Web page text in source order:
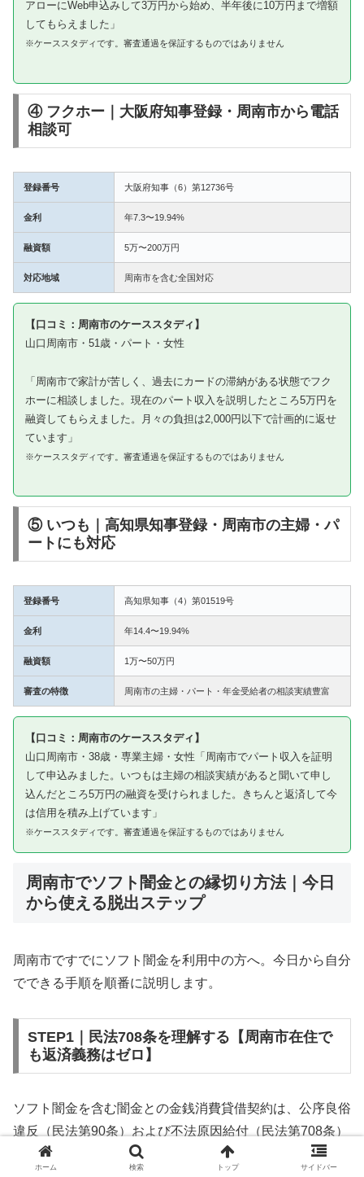
アローにWeb申込みして3万円から始め、半年後に10万円まで増額
してもらえました」
※ケーススタディです。審査通過を保証するものではありません
④ フクホー｜大阪府知事登録・周南市から電話
相談可
登録番号 大阪府知事（6）第12736号
金利 年7.3〜19.94%
融資額 5万〜200万円
対応地域 周南市を含む全国対応
【口コミ：周南市のケーススタディ】
山口周南市・51歳・パート・女性
「周南市で家計が苦しく、過去にカードの滞納がある状態でフク
ホーに相談しました。現在のパート収入を説明したところ5万円を
融資してもらえました。月々の負担は2,000円以下で計画的に返せ
ています」
※ケーススタディです。審査通過を保証するものではありません
⑤ いつも｜高知県知事登録・周南市の主婦・パ
ートにも対応
登録番号 高知県知事（4）第01519号
金利 年14.4〜19.94%
融資額 1万〜50万円
審査の特徴 周南市の主婦・パート・年金受給者の相談実績豊富
【口コミ：周南市のケーススタディ】
山口周南市・38歳・専業主婦・女性「周南市でパート収入を証明
して申込みました。いつもは主婦の相談実績があると聞いて申し
込んだところ5万円の融資を受けられました。きちんと返済して今
は信用を積み上げています」
※ケーススタディです。審査通過を保証するものではありません
周南市でソフト闇金との縁切り方法｜今日
から使える脱出ステップ
周南市ですでにソフト闇金を利用中の方へ。今日から自分
でできる手順を順番に説明します。
STEP1｜民法708条を理解する【周南市在住で
も返済義務はゼロ】
ソフト闇金を含む闇金との金銭消費貸借契約は、公序良俗
違反（民法第90条）および不法原因給付（民法第708条）
に該当するため、法的には無効です。周南市在住であって
ホーム 検索 トップ サイドバー